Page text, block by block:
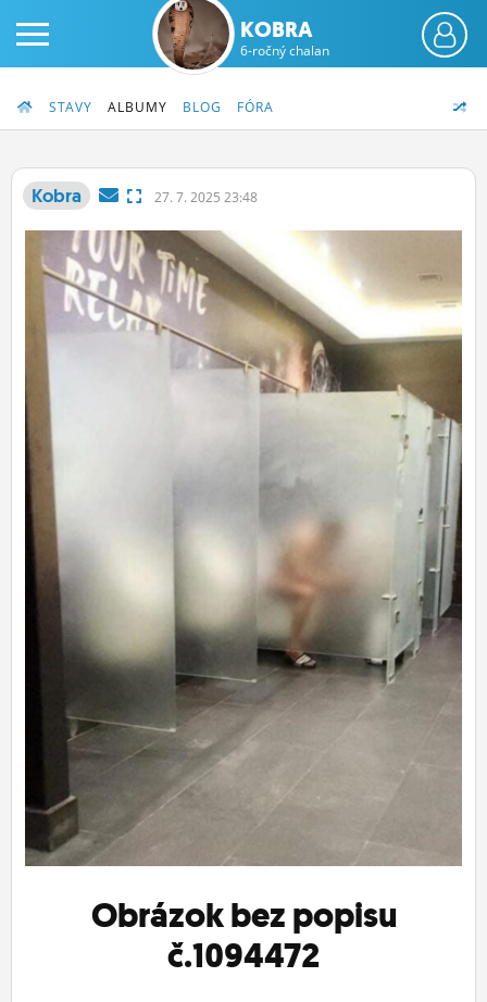
ČINŽIAK
FÓRUM
STATUSY
NASTAVENIA
ROLETA
KOBRA
6-ročný chalan
STAVY ALBUMY BLOG FÓRA
Kobra 27. 7. 2025 23:48
Obrázok bez popisu
č.1094472